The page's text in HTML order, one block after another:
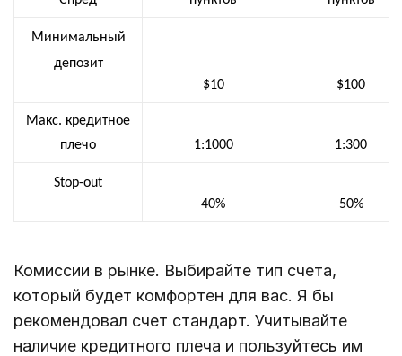
Минимальный
депозит
$10
$100
Макс. кредитное
плечо
1:1000 1:300
Stop-out
40%
50%
Комиссии в рынке. Выбирайте тип счета,
который будет комфортен для вас. Я бы
рекомендовал счет стандарт. Учитывайте
наличие кредитного плеча и пользуйтесь им